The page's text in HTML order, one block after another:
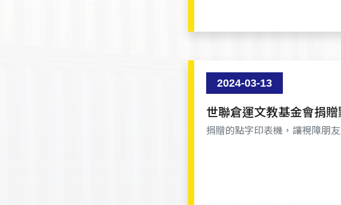
2024-03-13
世聯倉運文教基金會捐
捐贈的點字印表機，讓視障朋